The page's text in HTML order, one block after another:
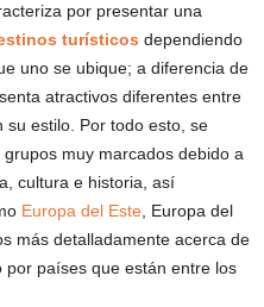
por presentar una
turísticos dependiendo
uno se ubique; a diferencia de
atractivos diferentes entre
estilo. Por todo esto, se
muy marcados debido a
cultura e historia, así
Europa del Este , Europa del
más detalladamente acerca de
por países que están entre los